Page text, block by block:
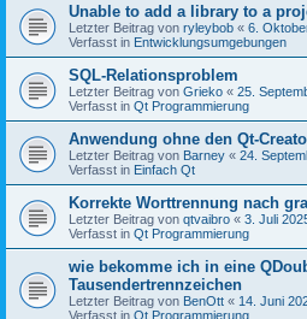
Unable to add a library to a
Letzter Beitrag von ryleybob « 6.
Verfasst in Entwicklungsumgebungen
SQL-Relationsproblem
Letzter Beitrag von Grieko « 25.
Verfasst in Qt Programmierung
Anwendung ohne den Qt-
Letzter Beitrag von Barney « 24.
Verfasst in Einfach Qt
Korrekte Worttrennung nach
Letzter Beitrag von qtvaibro « 3. Juli
Verfasst in Qt Programmierung
wie bekomme ich in eine
Tausendertrennzeichen
Letzter Beitrag von BenOtt « 14. Juni
Verfasst in Qt Programmierung